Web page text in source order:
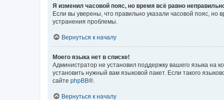
Я изменил часовой пояс, но время всё равно
Если вы уверены, что правильно указали часовой пояс,
устранения проблемы.
Вернуться к началу
Моего языка нет в списке!
Администратор не установил поддержку вашего языка на
установить нужный вам языковой пакет. Если такого
сайте phpBB®.
Вернуться к началу